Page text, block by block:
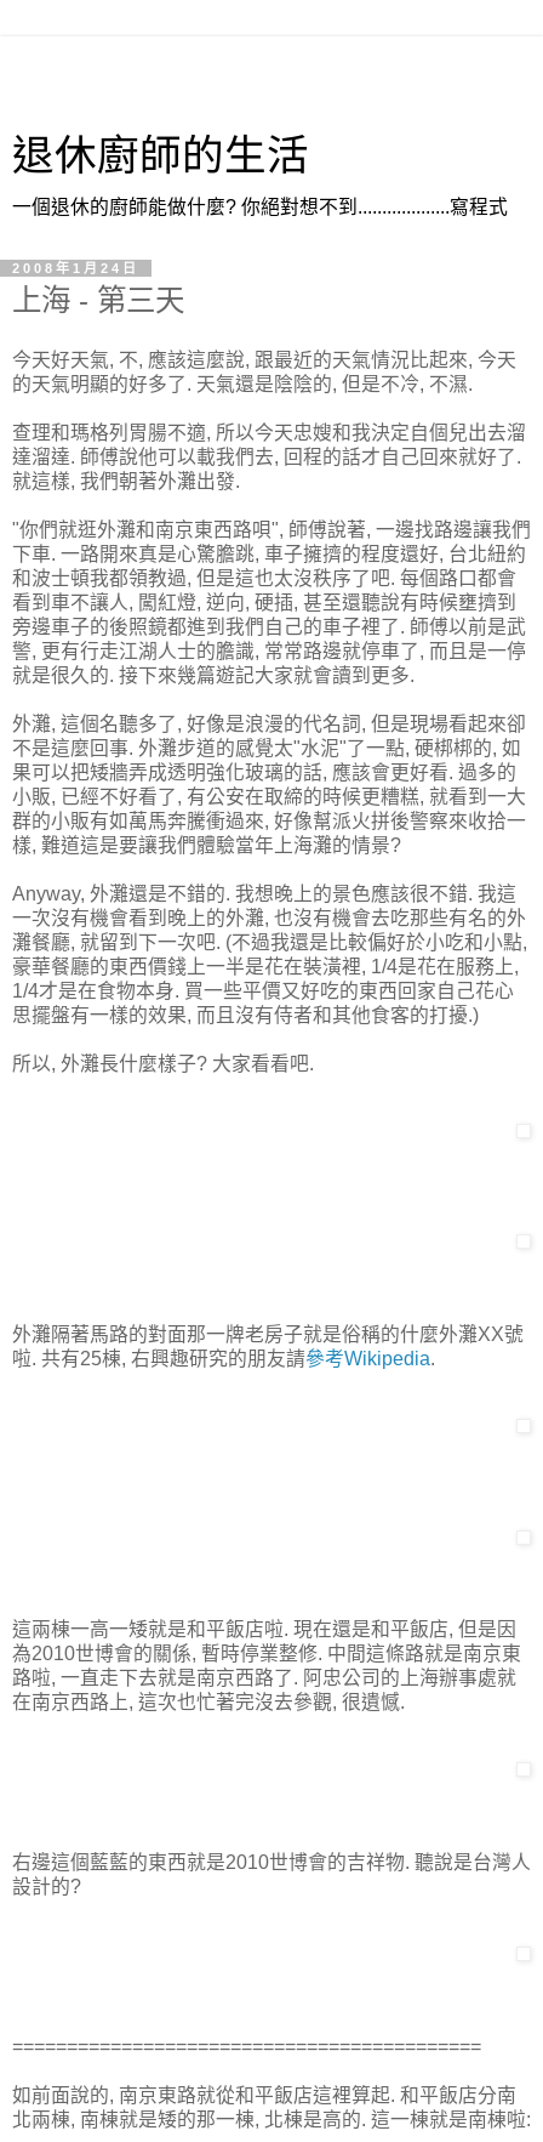
退休廚師的生活
一個退休的廚師能做什麼? 你絕對想不到...................寫程式
2008年1月24日
上海 - 第三天
今天好天氣, 不, 應該這麼說, 跟最近的天氣情況比起來, 今天
的天氣明顯的好多了. 天氣還是陰陰的, 但是不冷, 不濕.
查理和瑪格列胃腸不適, 所以今天忠嫂和我決定自個兒出去溜
達溜達. 師傅說他可以載我們去, 回程的話才自己回來就好了.
就這樣, 我們朝著外灘出發.
"你們就逛外灘和南京東西路唄", 師傅說著, 一邊找路邊讓我們
下車. 一路開來真是心驚膽跳, 車子擁擠的程度還好, 台北紐約
和波士頓我都領教過, 但是這也太沒秩序了吧. 每個路口都會
看到車不讓人, 闖紅燈, 逆向, 硬插, 甚至還聽說有時候壅擠到
旁邊車子的後照鏡都進到我們自己的車子裡了. 師傅以前是武
警, 更有行走江湖人士的膽識, 常常路邊就停車了, 而且是一停
就是很久的. 接下來幾篇遊記大家就會讀到更多.
外灘, 這個名聽多了, 好像是浪漫的代名詞, 但是現場看起來卻
不是這麼回事. 外灘步道的感覺太"水泥"了一點, 硬梆梆的, 如
果可以把矮牆弄成透明強化玻璃的話, 應該會更好看. 過多的
小販, 已經不好看了, 有公安在取締的時候更糟糕, 就看到一大
群的小販有如萬馬奔騰衝過來, 好像幫派火拼後警察來收拾一
樣, 難道這是要讓我們體驗當年上海灘的情景?
Anyway, 外灘還是不錯的. 我想晚上的景色應該很不錯. 我這
一次沒有機會看到晚上的外灘, 也沒有機會去吃那些有名的外
灘餐廳, 就留到下一次吧. (不過我還是比較偏好於小吃和小點,
豪華餐廳的東西價錢上一半是花在裝潢裡, 1/4是花在服務上,
1/4才是在食物本身. 買一些平價又好吃的東西回家自己花心
思擺盤有一樣的效果, 而且沒有侍者和其他食客的打擾.)
所以, 外灘長什麼樣子? 大家看看吧.
外灘隔著馬路的對面那一牌老房子就是俗稱的什麼外灘XX號
啦. 共有25棟, 右興趣研究的朋友請參考Wikipedia.
這兩棟一高一矮就是和平飯店啦. 現在還是和平飯店, 但是因
為2010世博會的關係, 暫時停業整修. 中間這條路就是南京東
路啦, 一直走下去就是南京西路了. 阿忠公司的上海辦事處就
在南京西路上, 這次也忙著完沒去參觀, 很遺憾.
右邊這個藍藍的東西就是2010世博會的吉祥物. 聽說是台灣人
設計的?
===========================================
如前面說的, 南京東路就從和平飯店這裡算起. 和平飯店分南
北兩棟, 南棟就是矮的那一棟, 北棟是高的. 這一棟就是南棟啦: